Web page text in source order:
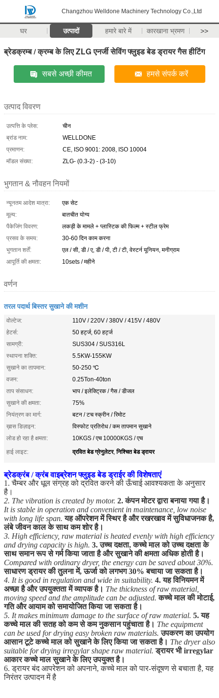
Changzhou Welldone Machinery Technology Co.,Ltd
घर उत्पादों हमारे बारे में कारखाना भ्रमण >>
ब्रेडक्रम्ब / क्रम्ब के लिए ZLG एनर्जी सेविंग फ्लुइड बेड ड्रायर गैस हीटिंग
सबसे अच्छी कीमत हमसे संपर्क करें
उत्पाद विवरण
उत्पत्ति के प्लेस:
चीन
ब्रांड नाम:
WELLDONE
प्रमाणन:
CE, ISO 9001: 2008, ISO 10004
मॉडल संख्या:
ZLG- (0.3-2) - (3-10)
भुगतान & नौवहन नियमों
न्यूनतम आदेश मात्रा:
एक सेट
मूल्य:
बातचीत योग्य
पैकेजिंग विवरण:
लकड़ी के मामले + प्लास्टिक की फिल्म + स्टील फ्रेम
प्रसव के समय:
30-60 दिन काम करना
भुगतान शर्तें:
एल / सी, डी / ए, डी / पी, टी / टी, वेस्टर्न यूनियन, मनीग्राम
आपूर्ति की क्षमता:
10sets / महीने
वर्णन
तरल पदार्थ बिस्तर सुखाने की मशीन
वोल्टेज:
110V / 220V / 380V / 415V / 480V
हेटर्स:
50 हर्ट्ज, 60 हर्ट्ज
सामग्री:
SUS304 / SUS316L
स्थापना शक्ति:
5.5KW-155KW
सुखाने का तापमान:
50-250 ℃
वजन:
0.25Ton-40ton
ताप संसाधन:
भाप / इलेक्ट्रिक / गैस / डीजल
सुखाने की क्षमता:
75%
नियंत्रण का मार्ग:
बटन / टच स्क्रीन / रिमोट
ख़ास डिज़ाइन:
विस्फोट प्रतिरोध / कम तापमान सुखाने
लोड हो रहा है क्षमता:
10KGS / एच 10000KGS / एच
हाई लाइट:
द्रवित बेड ग्रेनुलेटर,निश्चित बेड ड्रायर
ब्रेडक्रंब / क्रंब वाइब्रेशन फ्लुइड बेड ड्राईर की विशेषताएं
1. चैम्बर और धूल संग्रह को द्रवित करने की ऊँचाई आवश्यकता के अनुसार
है।
2. The vibration is created by motor. 2. कंपन मोटर द्वारा बनाया गया है।
It is stable in operation and convenient in maintenance, low noise
with long life span. यह ऑपरेशन में स्थिर है और रखरखाव में सुविधाजनक है,
लंबे जीवन काल के साथ कम शोर है।
3. High efficiency, raw material is heated evenly with high efficiency
and drying capacity is high. 3. उच्च दक्षता, कच्चे माल को उच्च दक्षता के
साथ समान रूप से गर्म किया जाता है और सुखाने की क्षमता अधिक होती है।
Compared with ordinary dryer, the energy can be saved about 30%.
साधारण ड्रायर की तुलना में, ऊर्जा को लगभग 30% बचाया जा सकता है।
4. It is good in regulation and wide in suitability. 4. यह विनियमन में
अच्छा है और उपयुक्तता में व्यापक है। The thickness of raw material,
moving speed and the amplitude can be adjusted. कच्चे माल की मोटाई,
गति और आयाम को समायोजित किया जा सकता है।
5. It makes minimum damage to the surface of raw material. 5. यह
कच्चे माल की सतह को कम से कम नुकसान पहुंचाता है। The equipment
can be used for drying easy broken raw materials. उपकरण का उपयोग
आसान टूटे कच्चे माल को सुखाने के लिए किया जा सकता है। The dryer also
suitable for drying irregylar shape raw material. ड्रायर भी irregylar
आकार कच्चे माल सुखाने के लिए उपयुक्त है।
6. ड्रायर बंद आपरेशन को अपनाने, कच्चे माल को पार-संदूषण से बचाता है, यह
निरंतर उत्पादन में है